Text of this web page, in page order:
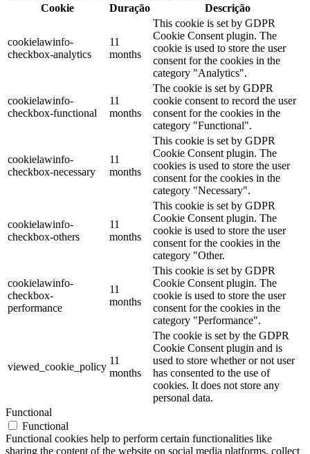
Cookie
Duração Descrição
cookielawinfo-
checkbox-analytics
11
months
This cookie is set by GDPR
Cookie Consent plugin. The
cookie is used to store the user
consent for the cookies in the
category "Analytics".
cookielawinfo-
checkbox-functional
11
months
The cookie is set by GDPR
cookie consent to record the user
consent for the cookies in the
category "Functional".
cookielawinfo-
checkbox-necessary
11
months
This cookie is set by GDPR
Cookie Consent plugin. The
cookies is used to store the user
consent for the cookies in the
category "Necessary".
cookielawinfo-
checkbox-others
11
months
This cookie is set by GDPR
Cookie Consent plugin. The
cookie is used to store the user
consent for the cookies in the
category "Other.
cookielawinfo-
checkbox-
performance
11
months
This cookie is set by GDPR
Cookie Consent plugin. The
cookie is used to store the user
consent for the cookies in the
category "Performance".
viewed_cookie_policy
11
months
The cookie is set by the GDPR
Cookie Consent plugin and is
used to store whether or not user
has consented to the use of
cookies. It does not store any
personal data.
Functional
Functional
Functional cookies help to perform certain functionalities like
sharing the content of the website on social media platforms, collect